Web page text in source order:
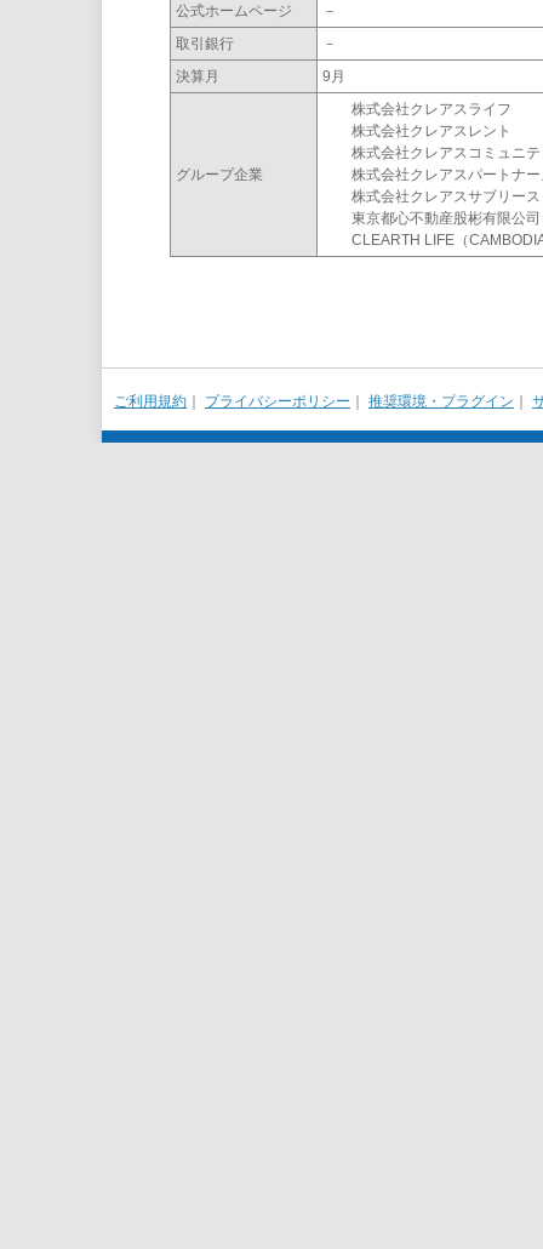
公式ホームページ
－
取引銀行
－
決算月
9月
グループ企業
株式会社クレアスライフ
株式会社クレアスレント
株式会社クレアスコミュニテ
株式会社クレアスパートナー
株式会社クレアスサブリース
東京都心不動産股彬有限公司
CLEARTH LIFE（
ご利用規約 プライバシーポリシー 推奨環境・プラグイン